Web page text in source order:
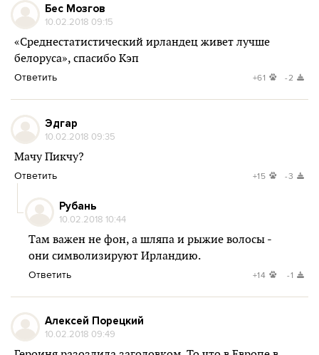
Бес Мозгов
10.02.2018 09:15
«Среднестатистический ирландец живет лучше
белоруса», спасибо Кэп
Ответить +61 -2
Эдгар
10.02.2018 09:35
Мачу Пикчу?
Ответить +15 -3
Рубань
10.02.2018 10:44
Там важен не фон, а шляпа и рыжие волосы -
они символизируют Ирландию.
Ответить +14 -1
Алексей Порецкий
10.02.2018 09:49